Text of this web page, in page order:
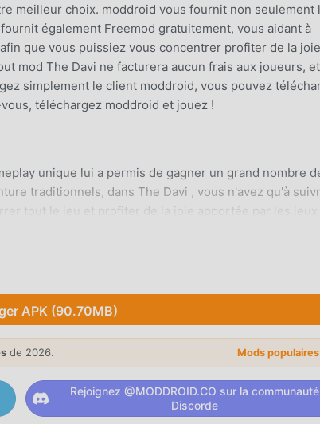
meilleur choix. moddroid vous fournit non seulement
également Freemod gratuitement, vous aidant à
que vous puissiez vous concentrer profiter de la joie
mod The Davi ne facturera aucun frais aux joueurs,
simplement le client moddroid, vous pouvez
téléchargez moddroid et jouez !
unique lui a permis de gagner un grand nombre
traditionnels, dans The Davi , vous n'avez qu'à
tout le jeu et profiter de la joie apportée par les jeux
moddroid a spécialement construit une plate-forme
moddroid et profitez du adventure jeu avec tous
style artistique unique, et ses graphismes, cartes et
virtuel mis à jour et effectué des améliorations
d'écran du jeu a été grandement améliorée.
APK (90.70MB)
de 2026. Mods
Rejoignez @MODDROID.CO sur la communauté
Discorde